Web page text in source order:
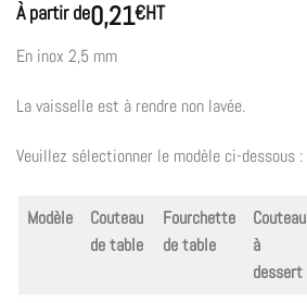
À partir de0,21€HT
En inox 2,5 mm
La vaisselle est à rendre non lavée.
Veuillez sélectionner le modèle ci-dessous :
Modèle
Couteau
de table
Fourchette
de table
Couteau
à
dessert